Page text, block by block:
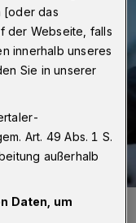
[oder das
der Webseite, falls
innerhalb unseres
Sie in unserer
Art. 49 Abs. 1 S.
außerhalb
Daten, um